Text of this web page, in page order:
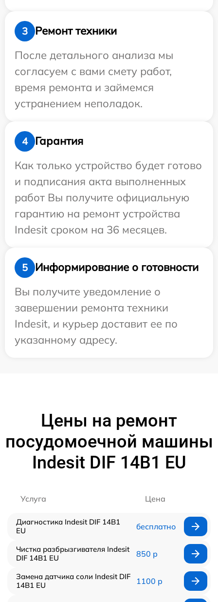
3
Ремонт техники
После детального анализа мы
согласуем с вами смету работ,
время ремонта и займемся
устранением неполадок.
4
Гарантия
Как только устройство будет готово
и подписания акта выполненных
работ Вы получите официальную
гарантию на ремонт устройства
Indesit сроком на 36 месяцев.
5
Информирование о готовности
Вы получите уведомление о
завершении ремонта техники
Indesit, и курьер доставит ее по
указанному адресу.
Цены на ремонт
посудомоечной машины
Indesit DIF 14B1 EU
Услуга Цена
Диагностика Indesit DIF 14B1
EU
бесплатно
Чистка разбрызгивателя Indesit
DIF 14B1 EU
850 р
Замена датчика соли Indesit DIF
14B1 EU
1100 р